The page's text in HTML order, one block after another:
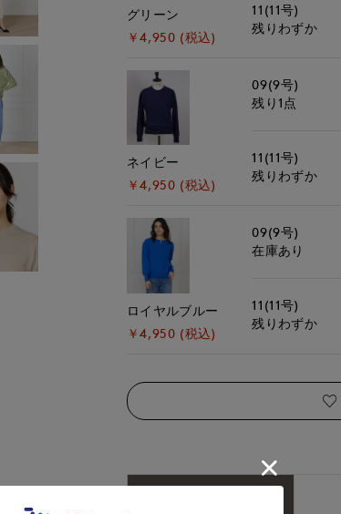
グリーン
￥4,950 (税込)
11(11号)
残りわずか
ネイビー
￥4,950 (税込)
09(9号)
残り1点
11(11号)
残りわずか
ロイヤルブルー
￥4,950 (税込)
09(9号)
在庫あり
11(11号)
残りわずか